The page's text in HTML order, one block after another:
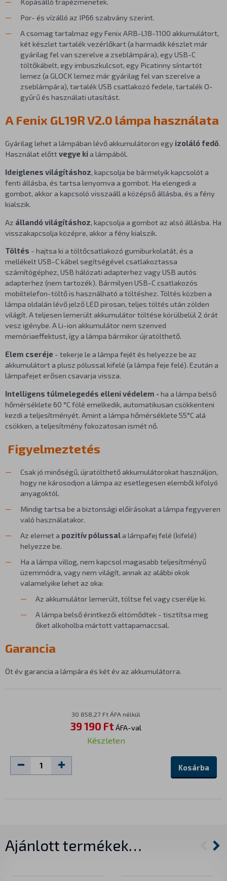
Por- és vízálló az IP66 szabvány szerint.
A csomag tartalmaz egy Fenix ARB-L18-1100 akkumulátort,
két készlet tartalék vezérlőkart (a harmadik készlet már
gyárilag fel van szerelve a zseblámpára), egy USB-C
töltőkábelt, egy imbuszkulcsot, egy Picatinny síntartót
lemez (a GLOCK lemez már gyárilag fel van szerelve a
zseblámpára), tartalék USB csatlakozó fedele, tartalék O-
gyűrű és használati utasítást.
A Fenix GL19R V2.0 lámpa használata
Gyárilag lehet a lámpában lévő akkumulátoron egy izoláló fedő.
Használat előttvegye kia lámpából.
Ideiglenes világításhoz, kapcsolja be bármelyik kapcsolót a
fenti állásba, és tartsa lenyomva a gombot. Ha elengedi a
gombot, akkor a kapcsoló visszaáll a középső állásba, és a fény
kialszik.
Az állandó világításhoz, kapcsolja a gombot az alsó állásba. Ha
visszakapcsolja középre, akkor a fény kialszik.
Töltés - hajtsa ki a töltőcsatlakozó gumiburkolatát, és a
mellékelt USB-C kábel segítségével csatlakoztassa
számítógéphez, USB hálózati adapterhez vagy USB autós
adapterhez (nem tartozék). Bármilyen USB-C csatlakozós
mobiltelefon-töltő is használható a töltéshez. Töltés közben a
lámpa oldalán lévő jelző LED pirosan, teljes töltés után zölden
világít. A teljesen lemerült akkumulátor töltése körülbelül 2 órát
vesz igénybe. A Li-ion akkumulátor nem szenved
memóriaeffektust, így a lámpa bármikor újratölthető.
Elem cseréje - tekerje le a lámpa fejét és helyezze be az
akkumulátort a plusz pólussal kifelé (a lámpa feje felé). Ezután a
lámpafejet erősen csavarja vissza.
Intelligens túlmelegedés elleni védelem - ha a lámpa belső
hőmérséklete 60 °C fölé emelkedik, automatikusan csökkenteni
kezdi a teljesítményét. Amint a lámpa hőmérséklete 55°C alá
csökken, a teljesítmény fokozatosan ismét nő.
Figyelmeztetés
Csak jó minőségű, újratölthető akkumulátorokat használjon,
hogy ne károsodjon a lámpa az esetlegesen elemből kifolyó
anyagoktól.
Mindig tartsa be a biztonsági előírásokat a lámpa fegyveren
való használatakor.
Az elemet a pozitív pólussala lámpafej felé (kifelé)
helyezze be.
Ha a lámpa villog, nem kapcsol magasabb teljesítményű
üzemmódra, vagy nem világít, annak az alábbi okok
valamelyike lehet az oka:
Az akkumulátor lemerült, töltse fel vagy cserélje ki.
A lámpa belső érintkezői eltömődtek - tisztítsa meg
őket alkoholba mártott vattapamaccsal.
Garancia
Öt év garancia a lámpára és két év az akkumulátorra.
30 858,27 Ft ÁFA nélkül
39 190 Ft ÁFA-val
Készleten
Kosárba
Ajánlott termékek…